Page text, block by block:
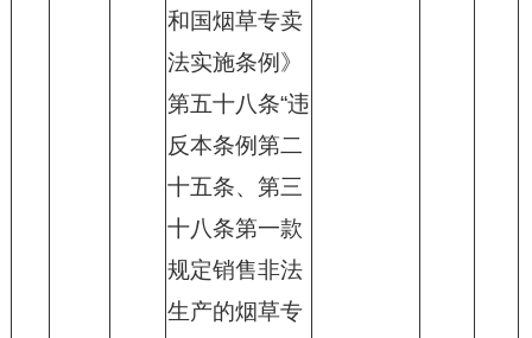
和国烟草专卖
法实施条例》
第五十八条“违
反本条例第二
十五条、第三
十八条第一款
规定销售非法
生产的烟草专